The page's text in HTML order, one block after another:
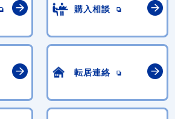
購入相談
転居連絡